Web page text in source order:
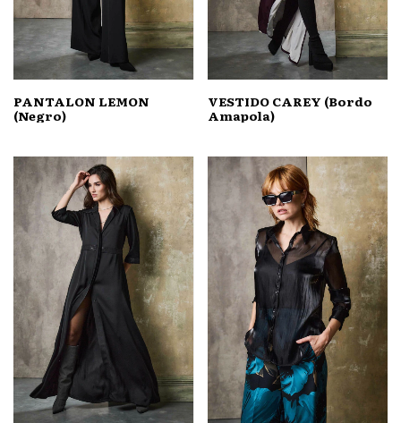
PANTALON LEMON
(Negro)
VESTIDO CAREY (Bordo
Amapola)